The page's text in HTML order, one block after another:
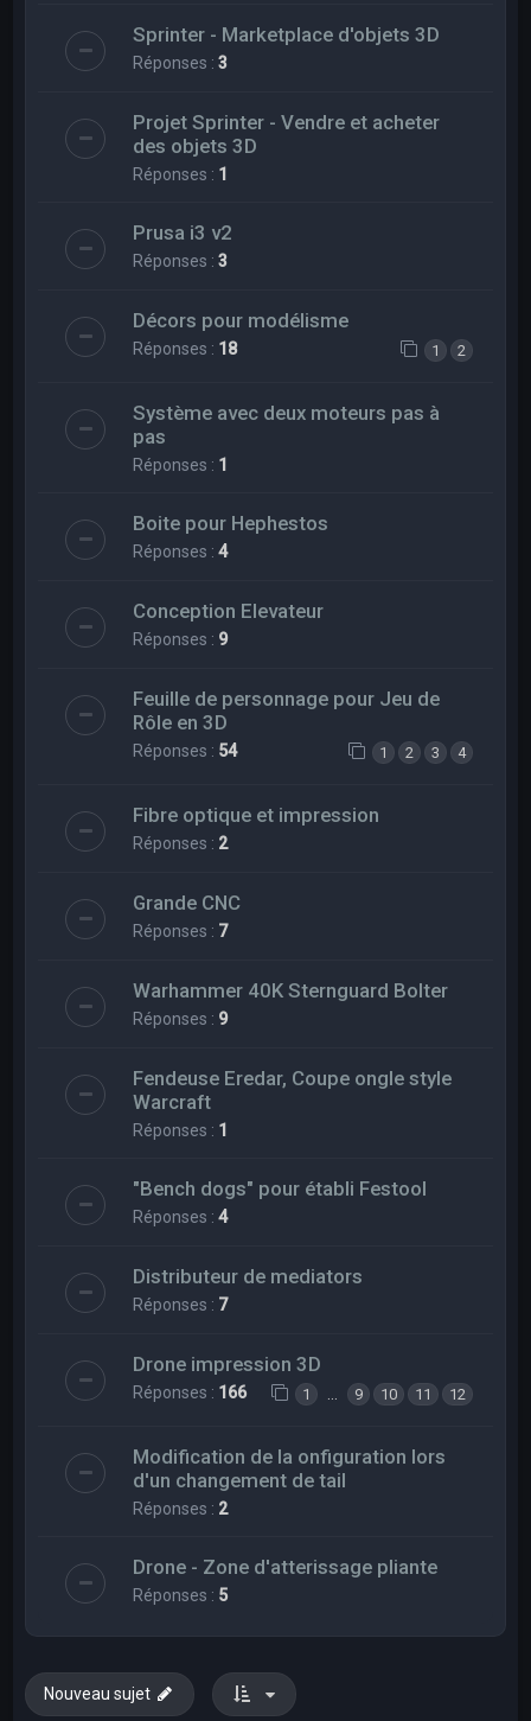
Sprinter - Marketplace d'objets 3D
Réponses :3
Projet Sprinter - Vendre et acheter
des objets 3D
Réponses : 1
Prusa i3 v2
Réponses :3
Décors pour modélisme
Réponses : 18 1 2
Système avec deux moteurs pas à
pas
Réponses : 1
Boite pour Hephestos
Réponses :4
Conception Elevateur
Réponses : 9
Feuille de personnage pour Jeu de
Rôle en 3D
Réponses : 54 1 2 3 4
Fibre optique et impression
Réponses : 2
Grande CNC
Réponses : 7
Warhammer 40K Sternguard Bolter
Réponses : 9
Fendeuse Eredar, Coupe ongle style
Warcraft
Réponses : 1
"Bench dogs" pour établi Festool
Réponses :4
Distributeur de mediators
Réponses : 7
Drone impression 3D
Réponses : 166 1 … 9 10 11 12
Modification de la onfiguration lors
d'un changement de tail
Réponses : 2
Drone - Zone d'atterissage pliante
Réponses : 5
Nouveau sujet